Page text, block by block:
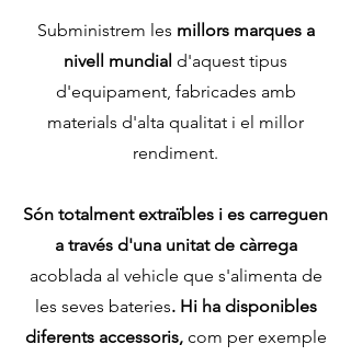
Subministrem les millors marques a
nivell mundial d'aquest tipus
d'equipament, fabricades amb
materials d'alta qualitat i el millor
rendiment.
Són totalment extraïbles i es carreguen
a través d'una unitat de càrrega
acoblada al vehicle que s'alimenta de
les seves bateries. Hi ha disponibles
diferents accessoris,com per exemple